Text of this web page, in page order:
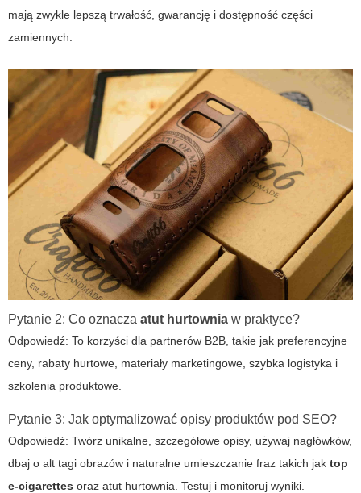
mają zwykle lepszą trwałość, gwarancję i dostępność części
zamiennych.
Pytanie 2: Co oznacza atut hurtownia w praktyce?
Odpowiedź: To korzyści dla partnerów B2B, takie jak preferencyjne
ceny, rabaty hurtowe, materiały marketingowe, szybka logistyka i
szkolenia produktowe.
Pytanie 3: Jak optymalizować opisy produktów pod SEO?
Odpowiedź: Twórz unikalne, szczegółowe opisy, używaj nagłówków,
dbaj o alt tagi obrazów i naturalne umieszczanie fraz takich jak top
e-cigarettes oraz atut hurtownia . Testuj i monitoruj wyniki.